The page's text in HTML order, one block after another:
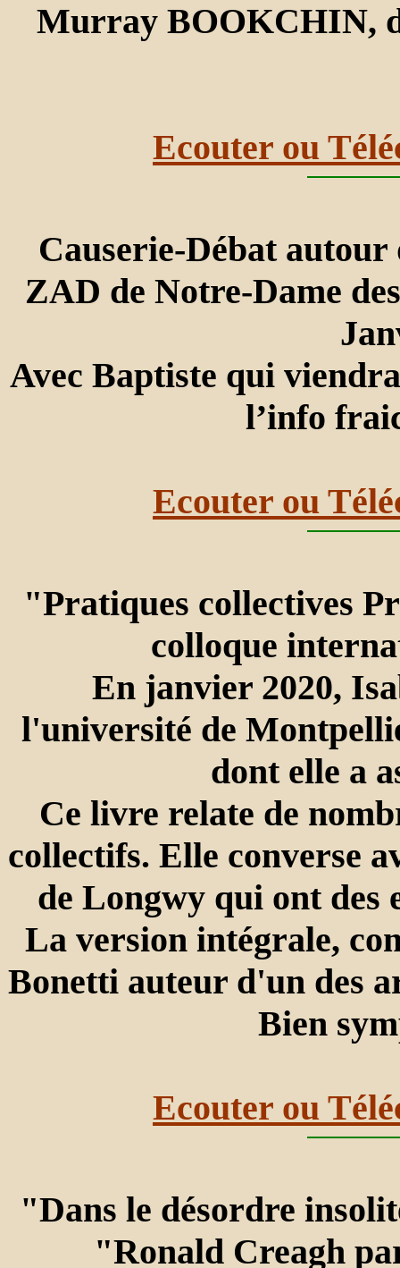
Murray BOOKCHIN,
Ecouter ou
Causerie-Débat
ZAD de Notre-Dame
Avec Baptiste qui
l’info
Ecouter ou
"Pratiques collectives
colloque
En janvier 2020,
l'université de
dont elle a
Ce livre relate de
collectifs. Elle converse
de Longwy qui ont des
La version intégrale,
Bonetti auteur d'un des
Bien
Ecouter ou
"Dans le désordre
"Ronald Creagh